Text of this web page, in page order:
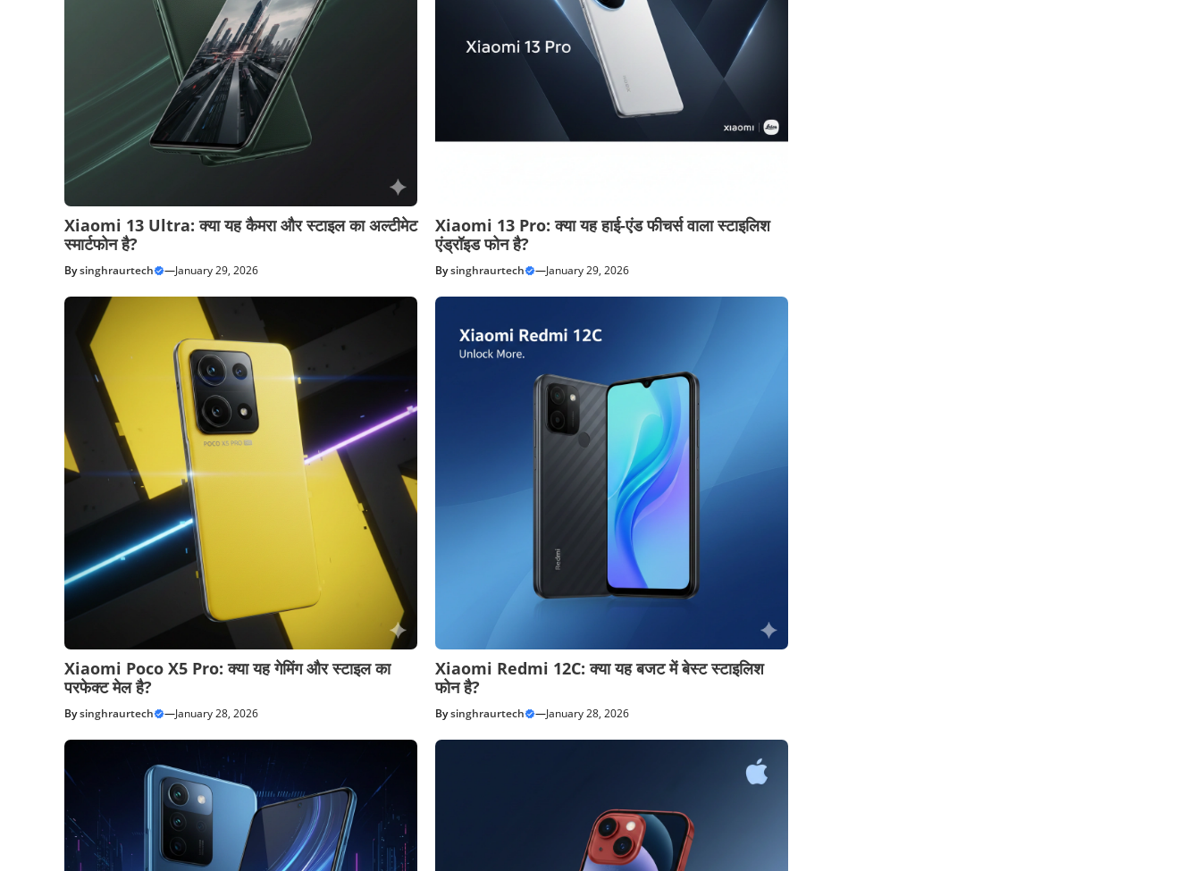
Xiaomi 13 Ultra: क्या यह कैमरा और स्टाइल का अल्टीमेट
स्मार्टफोन है?
Bysinghraurtech —January 29, 2026
Xiaomi 13 Pro: क्या यह हाई-एंड फीचर्स वाला स्टाइलिश
एंड्रॉइड फोन है?
Bysinghraurtech —January 29, 2026
Xiaomi Poco X5 Pro: क्या यह गेमिंग और स्टाइल का
परफेक्ट मेल है?
Bysinghraurtech —January 28, 2026
Xiaomi Redmi 12C: क्या यह बजट में बेस्ट स्टाइलिश
फोन है?
Bysinghraurtech —January 28, 2026